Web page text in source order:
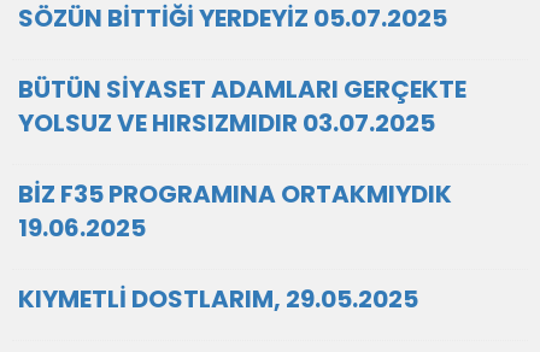
SÖZÜN BİTTİĞİ YERDEYİZ 05.07.2025
BÜTÜN SİYASET ADAMLARI GERÇEKTE
YOLSUZ VE HIRSIZMIDIR 03.07.2025
BİZ F35 PROGRAMINA ORTAKMIYDIK
19.06.2025
KIYMETLİ DOSTLARIM, 29.05.2025